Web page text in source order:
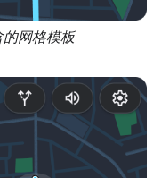
的网格模板